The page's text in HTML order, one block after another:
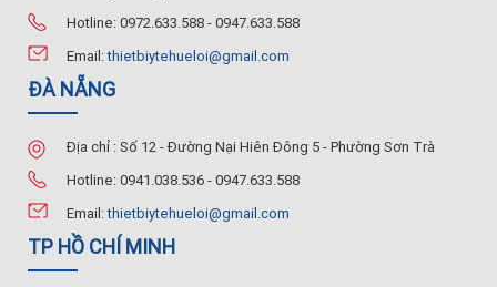
Hotline: 0972.633.588 - 0947.633.588
Email:thietbiytehueloi@gmail.com
ĐÀ NẴNG
Địa chỉ : Số 12 - Đường Nại Hiên Đông 5 - Phường Sơn Trà
Hotline: 0941.038.536 - 0947.633.588
Email:thietbiytehueloi@gmail.com
TP HỒ CHÍ MINH